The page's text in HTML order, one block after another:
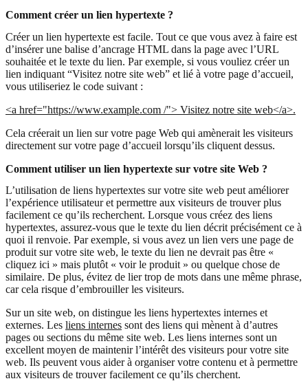
Comment créer un lien hypertexte ?
Créer un lien hypertexte est facile. Tout ce que vous avez à faire est
d’insérer une balise d’ancrage HTML dans la page avec l’URL
souhaitée et le texte du lien. Par exemple, si vous vouliez créer un
lien indiquant “Visitez notre site web” et lié à votre page d’accueil,
vous utiliseriez le code suivant :
<a href="https://www.example.com /"> Visitez notre site web</a>.
Cela créerait un lien sur votre page Web qui amènerait les visiteurs
directement sur votre page d’accueil lorsqu’ils cliquent dessus.
Comment utiliser un lien hypertexte sur votre site Web ?
L’utilisation de liens hypertextes sur votre site web peut améliorer
l’expérience utilisateur et permettre aux visiteurs de trouver plus
facilement ce qu’ils recherchent. Lorsque vous créez des liens
hypertextes, assurez-vous que le texte du lien décrit précisément ce à
quoi il renvoie. Par exemple, si vous avez un lien vers une page de
produit sur votre site web, le texte du lien ne devrait pas être «
cliquez ici » mais plutôt « voir le produit » ou quelque chose de
similaire. De plus, évitez de lier trop de mots dans une même phrase,
car cela risque d’embrouiller les visiteurs.
Sur un site web, on distingue les liens hypertextes internes et
externes. Les liens internes sont des liens qui mènent à d’autres
pages ou sections du même site web. Les liens internes sont un
excellent moyen de maintenir l’intérêt des visiteurs pour votre site
web. Ils peuvent vous aider à organiser votre contenu et à permettre
aux visiteurs de trouver facilement ce qu’ils cherchent.